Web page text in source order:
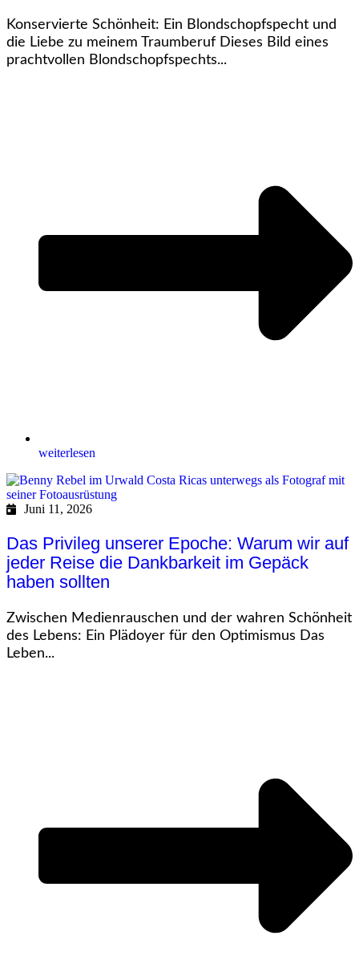
Konservierte Schönheit: Ein Blondschopfspecht und
die Liebe zu meinem Traumberuf Dieses Bild eines
prachtvollen Blondschopfspechts...
weiterlesen
Juni 11, 2026
Das Privileg unserer Epoche: Warum wir auf
jeder Reise die Dankbarkeit im Gepäck
haben sollten
Zwischen Medienrauschen und der wahren Schönheit
des Lebens: Ein Plädoyer für den Optimismus Das
Leben...